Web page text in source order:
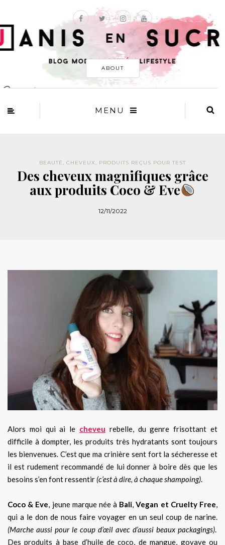
ABOUT
MENU
BEAUTÉ, CHEVEUX, PRODUITS REÇUS POUR TEST
Des cheveux magnifiques grâce
aux produits Coco & Eve
12/11/2022
Alors moi qui ai le cheveu rebelle, du genre frisottant et
difficile à dompter, les produits très hydratants sont toujours
les bienvenues. C’est que ma crinière sent fort la sécheresse et
il est rudement recommandé de lui donner à boire dès que les
besoins s’en font ressentir (c’est à dire, à chaque shampoing).
Coco & Eve, jeune marque née à Bali,Vegan et Cruelty Free,
qui a le don de nous faire voyager en un seul coup de narine.
(Marche aussi pour le coup d’œil avec d’aussi beaux packagings).
Des produits à base d’huile de coco, de mangue, goyave ou